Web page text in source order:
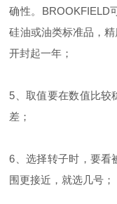
确性。BROOKFIELD
硅油或油类标准品，
开封起一年；
5、取值要在数值比较
差；
6、选择转子时，要看
围更接近，就选几号；